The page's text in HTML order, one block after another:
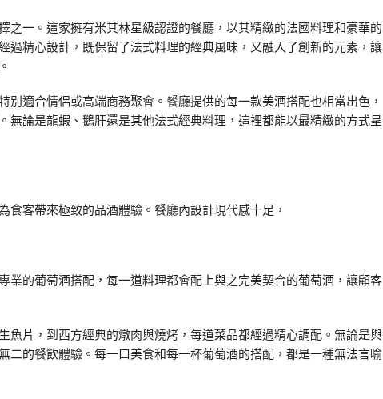
之一。這家擁有米其林星級認證的餐廳，以其精緻的法國料理和豪華的
過精心設計，既保留了法式料理的經典風味，又融入了創新的元素，讓
適合情侶或高端商務聚會。餐廳提供的每一款美酒搭配也相當出色，
無論是龍蝦、鵝肝還是其他法式經典料理，這裡都能以最精緻的方式呈
客帶來極致的品酒體驗。餐廳內設計現代感十足，
業的葡萄酒搭配，每一道料理都會配上與之完美契合的葡萄酒，讓顧客
魚片，到西方經典的燉肉與燒烤，每道菜品都經過精心調配。無論是與
二的餐飲體驗。每一口美食和每一杯葡萄酒的搭配，都是一種無法言喻